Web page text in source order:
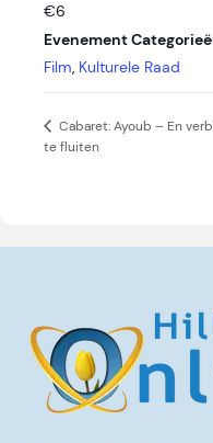
€6
Evenement
Film, Kulturele Raad
Cabaret: Ayoub – En
te fluiten